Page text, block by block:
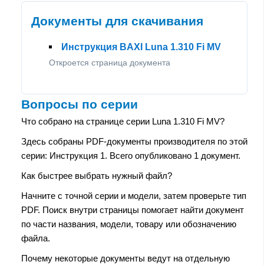
Документы для скачивания
Инструкция BAXI Luna 1.310 Fi MV
Откроется страница документа
Вопросы по серии
Что собрано на странице серии Luna 1.310 Fi MV?
Здесь собраны PDF-документы производителя по этой
серии: Инструкция 1. Всего опубликовано 1 документ.
Как быстрее выбрать нужный файл?
Начните с точной серии и модели, затем проверьте тип
PDF. Поиск внутри страницы помогает найти документ
по части названия, модели, товару или обозначению
файла.
Почему некоторые документы ведут на отдельную